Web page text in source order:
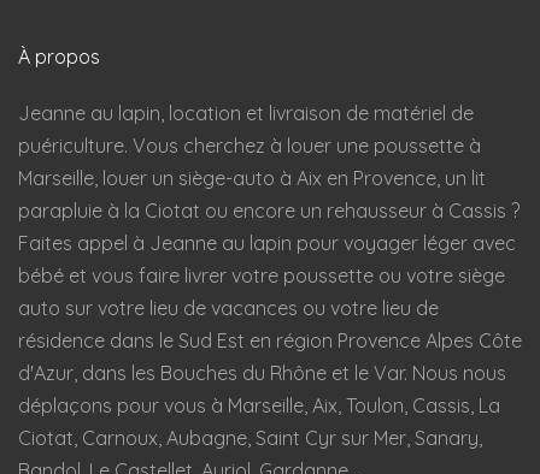
À propos
Jeanne au lapin, location et livraison de matériel de
puériculture. Vous cherchez à louer une poussette à
Marseille, louer un siège-auto à Aix en Provence, un lit
parapluie à la Ciotat ou encore un rehausseur à Cassis ?
Faites appel à Jeanne au lapin pour voyager léger avec
bébé et vous faire livrer votre poussette ou votre siège
auto sur votre lieu de vacances ou votre lieu de
résidence dans le Sud Est en région Provence Alpes Côte
d'Azur, dans les Bouches du Rhône et le Var. Nous nous
déplaçons pour vous à Marseille, Aix, Toulon, Cassis, La
Ciotat, Carnoux, Aubagne, Saint Cyr sur Mer, Sanary,